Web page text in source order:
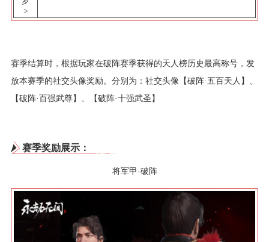
>
赛季结算时，根据玩家在破阵赛季获得的天人榜历史最高称号，发
放本赛季的社交头像奖励。分别为：社交头像【破阵·五百天人】、
【破阵·百强武尊】、【破阵·十强武圣】
赛季奖励展示：
将军甲·破阵